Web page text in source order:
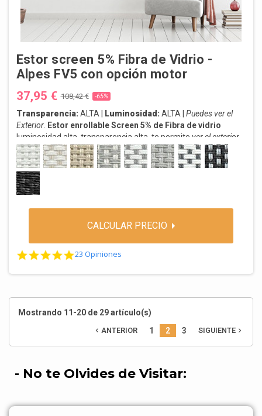
Estor screen 5% Fibra de Vidrio -
Alpes FV5 con opción motor
37,95 € 108,42 € -65%
Transparencia: ALTA | Luminosidad:ALTA | Puedes ver el
Exterior. Estor enrollable Screen 5% de Fibra de vidrio
luminosidad alta, transparencia alta, te permite ver el exterior,
manteniendo la privacidad.Protección UV solar.
ENVÍO en 3-5 días. ¡Aprovecha la oportunidad, compra ahora!
B5-0202 BLANCO
B5-0220 BLANCO LINO
B5-2020 LINOB5-0720 PERLA LINO
B5-0207 BLANCO PERLA
B5-0707 PERLA
B5-0201 BLANCO GRIS
B5-3001
B5-3030 CARBON
CALCULAR PRECIO
4.8 star rating
23 Opiniones
Mostrando 11-20 de 29 artículo(s)
 ANTERIOR 1 2 3 SIGUIENTE 
- No te Olvides de Visitar: